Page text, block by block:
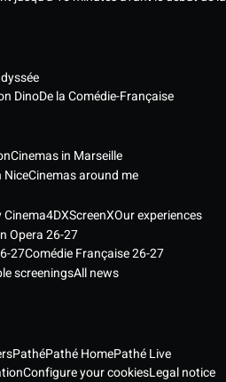
DinoDe la Comédie-Française
Cinemas in Marseille
NiceCinemas around me
Cinema4DXScreenXOur experiences
Opera 26-27
27Comédie Française 26-27
screeningsAll news
PathéPathé HomePathé Live
Configure your cookiesLegal notice